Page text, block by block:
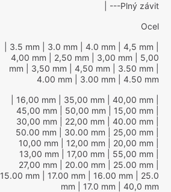
| ---Plný závit
Ocel
| 3.5 mm | 3.0 mm | 4.0 mm | 4,5 mm
4,00 mm | 2,50 mm | 3,00 mm | 5,00
mm | 3,50 mm | 4,50 mm | 3.50 mm
4.00 mm | 3.00 mm | 4.50 mm
| 16,00 mm | 35,00 mm | 40,00 mm
45,00 mm | 50,00 mm | 15,00 mm
30,00 mm | 22,00 mm | 40.00 mm
50.00 mm | 30.00 mm | 25,00 mm
10,00 mm | 12,00 mm | 20,00 mm
13,00 mm | 17,00 mm | 55,00 mm
27,00 mm | 20.00 mm | 25.00 mm
15.00 mm | 17.00 mm | 16.00 mm | 25.0
mm | 17.0 mm | 40,0 mm